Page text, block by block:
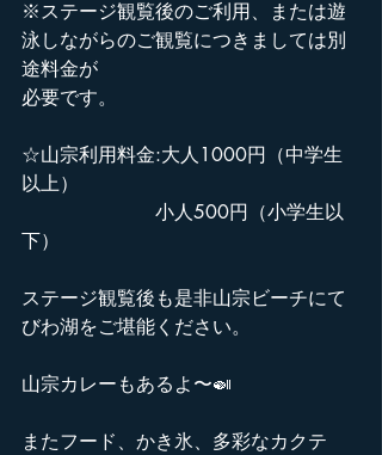
※ステージ観覧後のご利用、または遊
泳しながらのご観覧につきましては別
途料金が
必要です。
☆山宗利用料金:大人1000円（中学生
以上）
小人500円（小学生以
下）
ステージ観覧後も是非山宗ビーチにて
びわ湖をご堪能ください。
山宗カレーもあるよ〜🍛
またフード、かき氷、多彩なカクテ